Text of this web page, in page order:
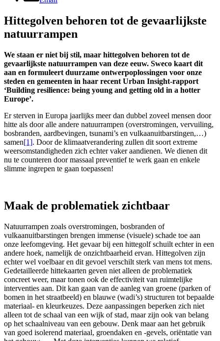
Hittegolven behoren tot de gevaarlijkste
natuurrampen
We staan er niet bij stil, maar hittegolven behoren tot de
gevaarlijkste natuurrampen van deze eeuw. Sweco kaart dit
aan en formuleert duurzame ontwerpoplossingen voor onze
steden en gemeenten in haar recent Urban Insight-rapport
‘Building resilience: being young and getting old in a hotter
Europe’.
Er sterven in Europa jaarlijks meer dan dubbel zoveel mensen door
hitte als door alle andere natuurrampen (overstromingen, vervuiling,
bosbranden, aardbevingen, tsunami’s en vulkaanuitbarstingen,…)
samen[1]. Door de klimaatverandering zullen dit soort extreme
weersomstandigheden zich echter vaker aandienen. We dienen dit
nu te counteren door massaal preventief te werk gaan en enkele
slimme ingrepen te gaan toepassen!
Maak de problematiek zichtbaar
Natuurrampen zoals overstromingen, bosbranden of
vulkaanuitbarstingen brengen immense (visuele) schade toe aan
onze leefomgeving. Het gevaar bij een hittegolf schuilt echter in een
andere hoek, namelijk de onzichtbaarheid ervan. Hittegolven zijn
echter wel voelbaar en dit gevoel verschilt sterk van mens tot mens.
Gedetailleerde hittekaarten geven niet alleen de problematiek
concreet weer, maar tonen ook de effectiviteit van ruimtelijke
interventies aan. Dit kan gaan van de aanleg van groene (parken of
bomen in het straatbeeld) en blauwe (wadi’s) structuren tot bepaalde
materiaal- en kleurkeuzes. Deze aanpassingen beperken zich niet
alleen tot de schaal van een wijk of stad, maar zijn ook van belang
op het schaalniveau van een gebouw. Denk maar aan het gebruik
van goed isolerend materiaal, groendaken en -gevels, oriëntatie van